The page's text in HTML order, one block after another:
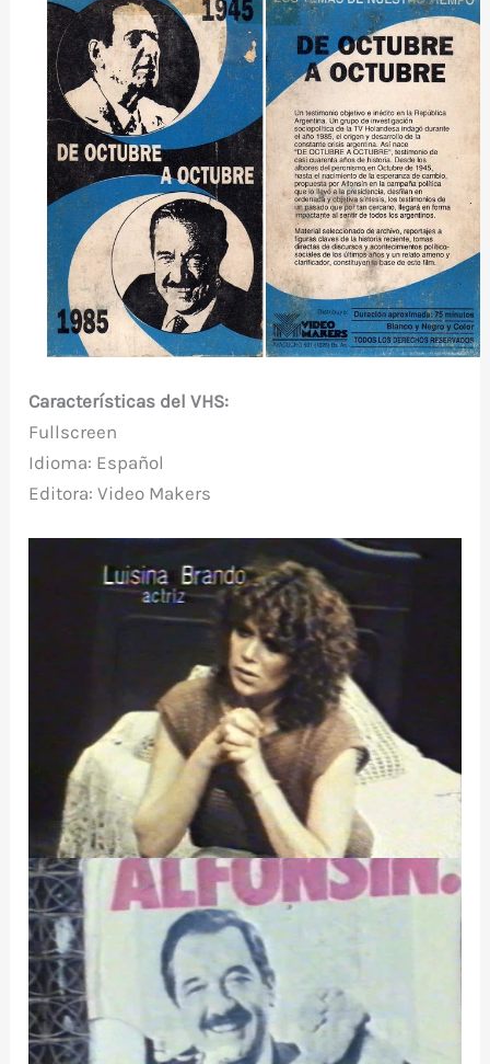
Características del VHS:
Fullscreen
Idioma: Español
Editora: Video Makers